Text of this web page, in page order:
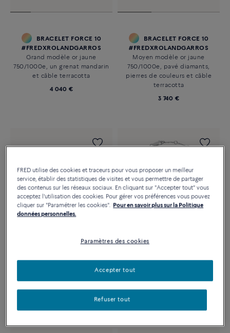
BRACELET FORCE 10
#FREDXROLANDGARROS
Grand modèle or jaune
750/1000e, un grenat mandarin
et câble terracotta
4 040 €
BRACELET FORCE 10
#FREDXROLANDGARROS
Moyen modèle or jaune
750/1000e, pavé diamants,
pierres de couleurs et câble
terracotta
3 740 €
Exclusivité web
Petit modèle or blanc 750/1000e
FRED utilise des cookies et traceurs pour vous proposer un meilleur
service, établir des statistiques de visites et vous permettre de partager
des contenus sur les réseaux sociaux. En cliquant sur "Accepter tout" vous
acceptez l'utilisation des cookies. Pour gérer vos préférences vous pouvez
cliquer sur "Paramétrer les cookies". Pour en savoir plus sur la Politique
données personnelles.
Paramètres des cookies
Refuser tout
Accepter tout